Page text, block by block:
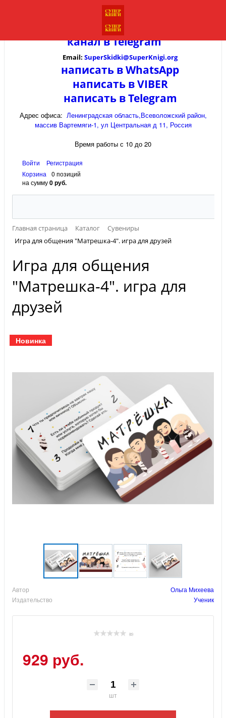
канал вTelegram
Email: SuperSkidki@SuperKnigi.org
написать в WhatsApp
написать в VIBER
написать в Telegram
Адрес офиса: Ленинградская область,Всеволожский район,
массив Вартемяги-1, ул Центральная д 11, Россия
Время работы с 10 до 20
Войти
Регистрация
Корзина
0 позиций
на сумму0 руб.
Главная страница Каталог
Сувениры
Игра для общения "Матрешка-4". игра для друзей
Игра для общения
"Матрешка-4". игра для
друзей
Новинка
Автор
Ольга Михеева
Издательство
Ученик
(0)
929 руб.
шт